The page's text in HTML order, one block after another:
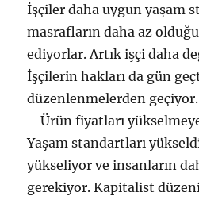
İşçiler daha uygun yaşam
masrafların daha az
ediyorlar. Artık işçi daha
İşçilerin hakları da gün
düzenlenmelerden geçiyor.
– Ürün fiyatları
Yaşam standartları
yükseliyor ve insanların
gerekiyor. Kapitalist